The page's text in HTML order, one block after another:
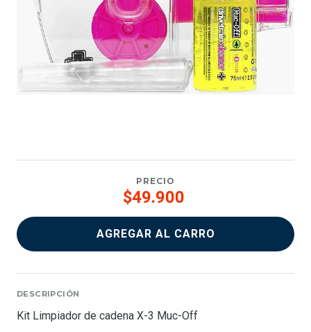
PRECIO
$49.900
AGREGAR AL CARRO
DESCRIPCIÓN
Kit Limpiador de cadena X-3 Muc-Off